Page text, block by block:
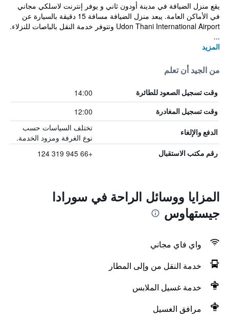
يقع منزل الضيافة في مدينة أودون ثاني و يوفر إنترنت لاسلكي مجاني
في الأماكن العامة. يبعد منزل الضيافة مسافة 15 دقيقة بالسيارة عن
Udon Thani International Airport وتتوفر خدمة النقل بالباصات للنزلاء.
...
المزيد
من الجيد أن تعلم
وقت تسجيل الصعود للطائرة 14:00
وقت تسجيل المغادرة 12:00
الدفع والإلغاء
تختلف السياسات حسب
نوع الغرفة ومزود الخدمة.
رقم مكتب الاستقبال +66 945 319 124
المزايا ووسائل الراحة في سورادا
جيستهاوس
واي فاي مجاني
خدمة النقل من وإلى المطار
خدمة غسيل الملابس
مرافق الغسيل